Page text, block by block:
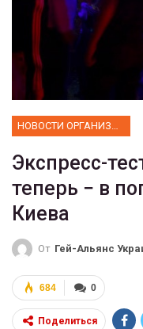
Экспресс-
теперь − в
Киева
От Гей-Альянс
0
684
Поделиться